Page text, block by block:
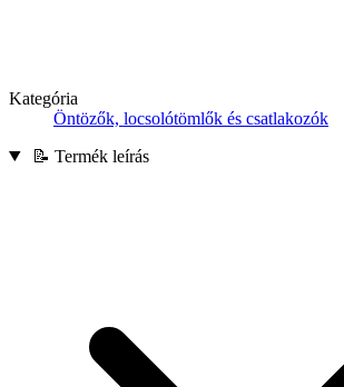
Kategória
Öntözők, locsolótömlők és csatlakozók
📝 Termék leírás